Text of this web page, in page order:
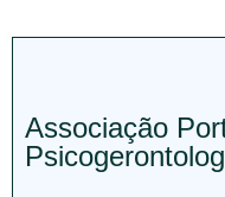
Associação